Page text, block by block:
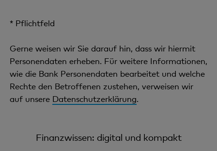
* Pflichtfeld
Gerne weisen wir Sie darauf hin, dass wir hiermit
Personendaten erheben. Für weitere Informationen,
wie die Bank Personendaten bearbeitet und welche
Rechte den Betroffenen zustehen, verweisen wir
auf unsere Datenschutzerklärung.
Finanzwissen: digital und kompakt